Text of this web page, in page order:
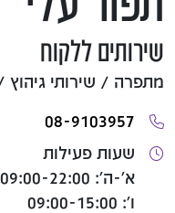
שירותים ללקוח
מתפרה / שירותי גיהוץ
08-9103957
שעות פעילות
א'-ה': 09:00-22:00
ו': 09:00-15:00